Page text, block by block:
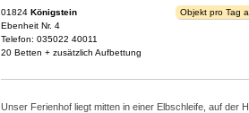
01824 Königstein
Ebenheit Nr. 4
Telefon: 035022 40011
20 Betten + zusätzlich Aufbettung
Objekt pro Tag
Unser Ferienhof liegt mitten in einer Elbschleife, auf der